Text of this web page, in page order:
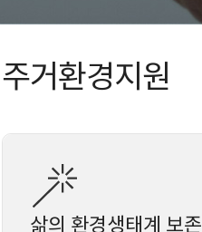
주거환경지원
삶의 환경생태계 보존